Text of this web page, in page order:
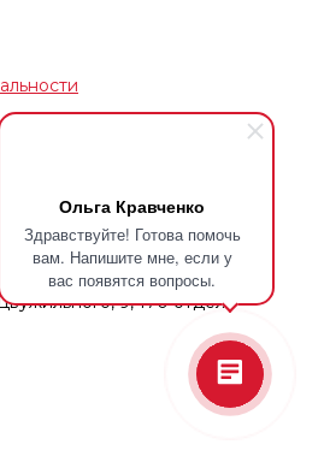
Ольга Кравченко
Здравствуйте! Готова помочь
вам. Напишите мне, если у
вас появятся вопросы.
9, 170 отдел